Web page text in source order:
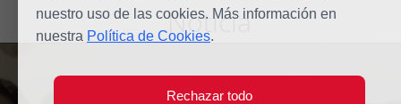
nuestro uso de las cookies. Más información en
nuestra Política de Cookies.
Rechazar todo
Noticia